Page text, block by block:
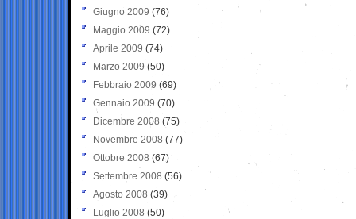
Giugno 2009 (76)
Maggio 2009 (72)
Aprile 2009 (74)
Marzo 2009 (50)
Febbraio 2009 (69)
Gennaio 2009 (70)
Dicembre 2008 (75)
Novembre 2008 (77)
Ottobre 2008 (67)
Settembre 2008 (56)
Agosto 2008 (39)
Luglio 2008 (50)